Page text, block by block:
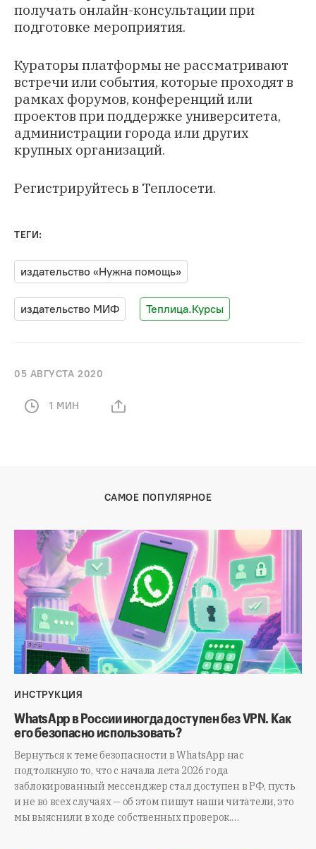
получать онлайн-консультации при
подготовке мероприятия.
Кураторы платформы не рассматривают
встречи или события, которые проходят в
рамках форумов, конференций или
проектов при поддержке университета,
администрации города или других
крупных организаций.
Регистрируйтесь в Теплосети.
ТЕГИ:
издательство «Нужна помощь»
издательство МИФ Теплица.Курсы
05 АВГУСТА 2020
1 МИН
САМОЕ ПОПУЛЯРНОЕ
ИНСТРУКЦИЯ
WhatsApp в России иногда доступен без VPN. Как
его безопасно использовать?
Вернуться к теме безопасности в WhatsApp нас
подтолкнуло то, что с начала лета 2026 года
заблокированный мессенджер стал доступен в РФ, пусть
и не во всех случаях — об этом пишут наши читатели, это
мы выяснили в ходе собственных проверок.…